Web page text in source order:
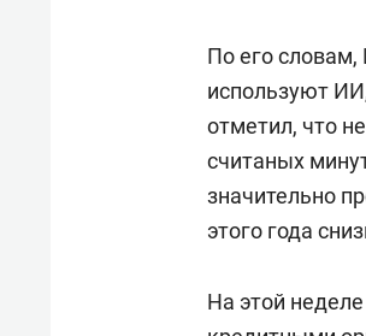
По его
используют
отметил, что
считаных
значительно
этого года
На этой